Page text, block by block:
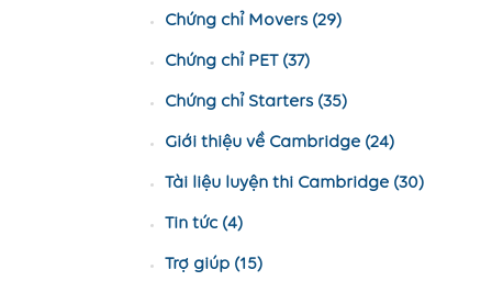
Chứng chỉ Movers (29)
Chứng chỉ PET (37)
Chứng chỉ Starters (35)
Giới thiệu về Cambridge (24)
Tài liệu luyện thi Cambridge (30)
Tin tức (4)
Trợ giúp (15)